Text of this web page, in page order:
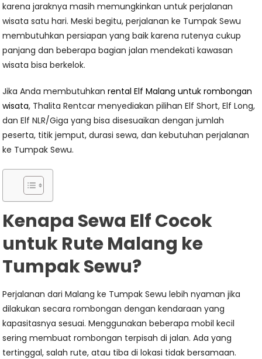
karena jaraknya masih memungkinkan untuk perjalanan
wisata satu hari. Meski begitu, perjalanan ke Tumpak Sewu
membutuhkan persiapan yang baik karena rutenya cukup
panjang dan beberapa bagian jalan mendekati kawasan
wisata bisa berkelok.
Jika Anda membutuhkanrental Elf Malang untuk rombongan
wisata, Thalita Rentcar menyediakan pilihan Elf Short, Elf Long,
dan Elf NLR/Giga yang bisa disesuaikan dengan jumlah
peserta, titik jemput, durasi sewa, dan kebutuhan perjalanan
ke Tumpak Sewu.
Kenapa Sewa Elf Cocok
untuk Rute Malang ke
Tumpak Sewu?
Perjalanan dari Malang ke Tumpak Sewu lebih nyaman jika
dilakukan secara rombongan dengan kendaraan yang
kapasitasnya sesuai. Menggunakan beberapa mobil kecil
sering membuat rombongan terpisah di jalan. Ada yang
tertinggal, salah rute, atau tiba di lokasi tidak bersamaan.